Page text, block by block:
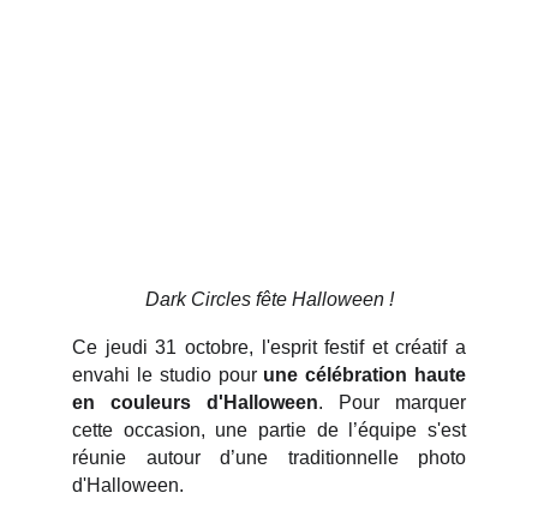
Ce jeudi 31 octobre, l'esprit festif et créatif a
envahi le studio pour une célébration haute
en couleurs d'Halloween. Pour marquer
cette occasion, une partie de l’équipe s'est
réunie autour d’une traditionnelle photo
d'Halloween.
Dark Circles fête Halloween !